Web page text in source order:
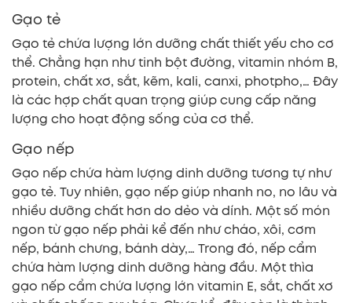
Gạo tẻ
Gạo tẻ chứa lượng lớn dưỡng chất thiết yếu cho cơ
thể. Chẳng hạn như tinh bột đường, vitamin nhóm B,
protein, chất xơ, sắt, kẽm, kali, canxi, photpho,… Đây
là các hợp chất quan trọng giúp cung cấp năng
lượng cho hoạt động sống của cơ thể.
Gạo nếp
Gạo nếp chứa hàm lượng dinh dưỡng tương tự như
gạo tẻ. Tuy nhiên, gạo nếp giúp nhanh no, no lâu và
nhiều dưỡng chất hơn do dẻo và dính. Một số món
ngon từ gạo nếp phải kể đến như cháo, xôi, cơm
nếp, bánh chưng, bánh dày,… Trong đó, nếp cẩm
chứa hàm lượng dinh dưỡng hàng đầu. Một thìa
gạo nếp cẩm chứa lượng lớn vitamin E, sắt, chất xơ